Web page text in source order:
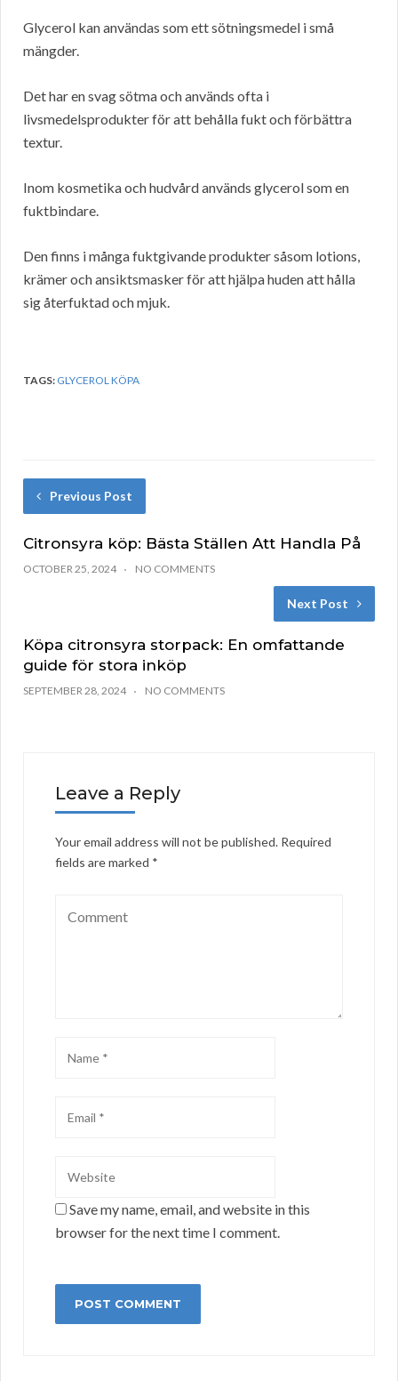
Glycerol kan användas som ett sötningsmedel i små
mängder.
Det har en svag sötma och används ofta i
livsmedelsprodukter för att behålla fukt och förbättra
textur.
Inom kosmetika och hudvård används glycerol som en
fuktbindare.
Den finns i många fuktgivande produkter såsom lotions,
krämer och ansiktsmasker för att hjälpa huden att hålla
sig återfuktad och mjuk.
TAGS: GLYCEROL KÖPA
Previous Post
Citronsyra köp: Bästa Ställen Att Handla På
OCTOBER 25, 2024 NO COMMENTS
Next Post
Köpa citronsyra storpack: En omfattande
guide för stora inköp
SEPTEMBER 28, 2024 NO COMMENTS
Leave a Reply
Your email address will not be published. Required
fields are marked *
Save my name, email, and website in this
browser for the next time I comment.